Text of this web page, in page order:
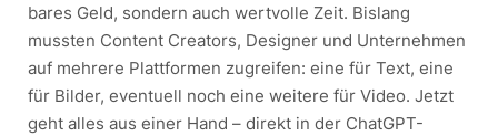
bares Geld, sondern auch wertvolle Zeit. Bislang
mussten Content Creators, Designer und Unternehmen
auf mehrere Plattformen zugreifen: eine für Text, eine
für Bilder, eventuell noch eine weitere für Video. Jetzt
geht alles aus einer Hand – direkt in der ChatGPT-